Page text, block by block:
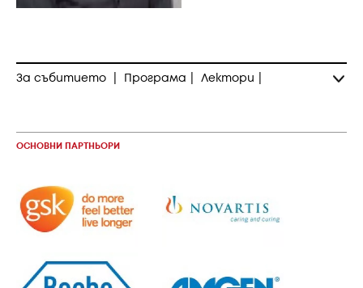
За събитието Програма Лектори
ОСНОВНИ ПАРТНЬОРИ